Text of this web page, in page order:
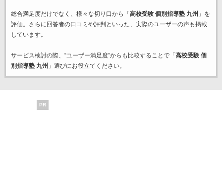
総合満足度だけでなく、様々な切り口から「 高校受験 個別指導塾 九州 」を
評価。さらに回答者の口コミや評判といった、実際のユーザーの声も掲載
しています。
サービス検討の際、“ユーザー満足度”からも比較することで「 高校受験 個
別指導塾 九州 」選びにお役立てください。
PR